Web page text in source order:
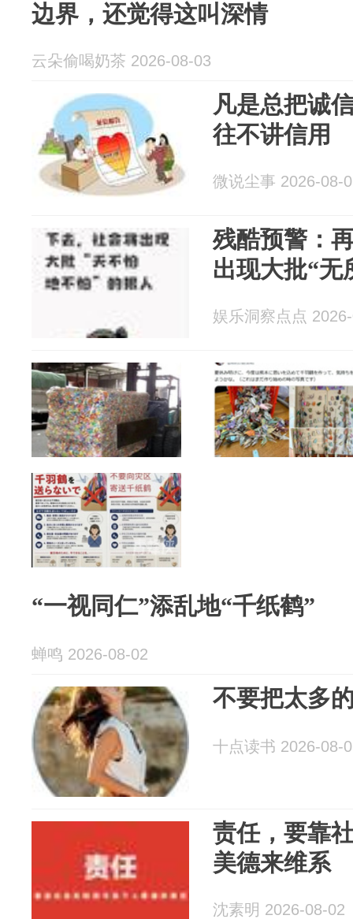
边界，还觉得这叫深情
云朵偷喝奶茶 2026-08-03
凡是总把诚
往不讲信用
微说尘事 2026-08-
残酷预警：
出现大批“无
娱乐洞察点点
“一视同仁”添乱地“千纸鹤”
蝉鸣 2026-08-02
不要把太多
十点读书 2026-08-
责任，要靠
美德来维系
沈素明 2026-08-02